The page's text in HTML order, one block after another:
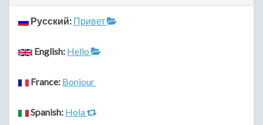
Русский: Привет
English: Hello
France: Bonjour
Spanish: Hola